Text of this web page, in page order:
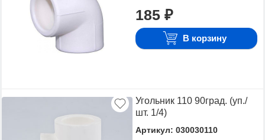
185 ₽
В корзину
Угольник 110 90град. (уп./
шт. 1/4)
Артикул: 030030110